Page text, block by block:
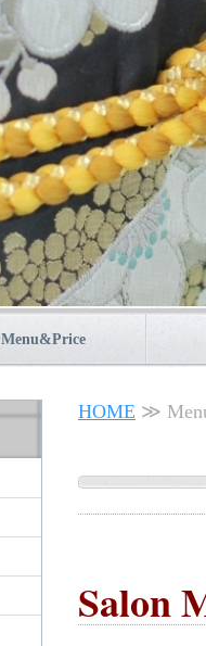
Menu&Price
HOME ≫
Salon